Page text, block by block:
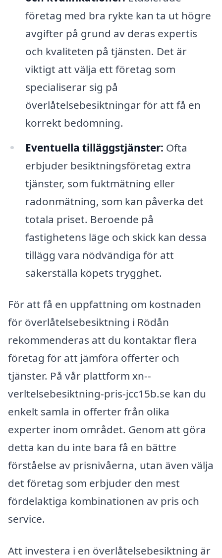
företag med bra rykte kan ta ut högre
avgifter på grund av deras expertis
och kvaliteten på tjänsten. Det är
viktigt att välja ett företag som
specialiserar sig på
överlåtelsebesiktningar för att få en
korrekt bedömning.
Eventuella tilläggstjänster: Ofta
erbjuder besiktningsföretag extra
tjänster, som fuktmätning eller
radonmätning, som kan påverka det
totala priset. Beroende på
fastighetens läge och skick kan dessa
tillägg vara nödvändiga för att
säkerställa köpets trygghet.
För att få en uppfattning om kostnaden
för överlåtelsebesiktning i Rödån
rekommenderas att du kontaktar flera
företag för att jämföra offerter och
tjänster. På vår plattform xn--
verltelsebesiktning-pris-jcc15b.se kan du
enkelt samla in offerter från olika
experter inom området. Genom att göra
detta kan du inte bara få en bättre
förståelse av prisnivåerna, utan även välja
det företag som erbjuder den mest
fördelaktiga kombinationen av pris och
service.
Att investera i en överlåtelsebesiktning är